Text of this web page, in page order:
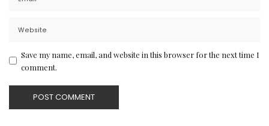
Save my name, email, and website in this browser for the next time I
comment.